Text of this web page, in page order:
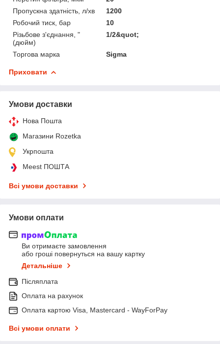
Пропускна здатність, л/хв
1200
Робочий тиск, бар
10
Різьбове з'єднання, "
(дюйм)
1/2&quot;
Торгова марка Sigma
Приховати
Умови доставки
Нова Пошта
Магазини Rozetka
Укрпошта
Meest ПОШТА
Всі умови доставки
Умови оплати
Ви отримаєте замовлення
або гроші повернуться на вашу картку
Детальніше
Післяплата
Оплата на рахунок
Оплата картою Visa, Mastercard - WayForPay
Всі умови оплати